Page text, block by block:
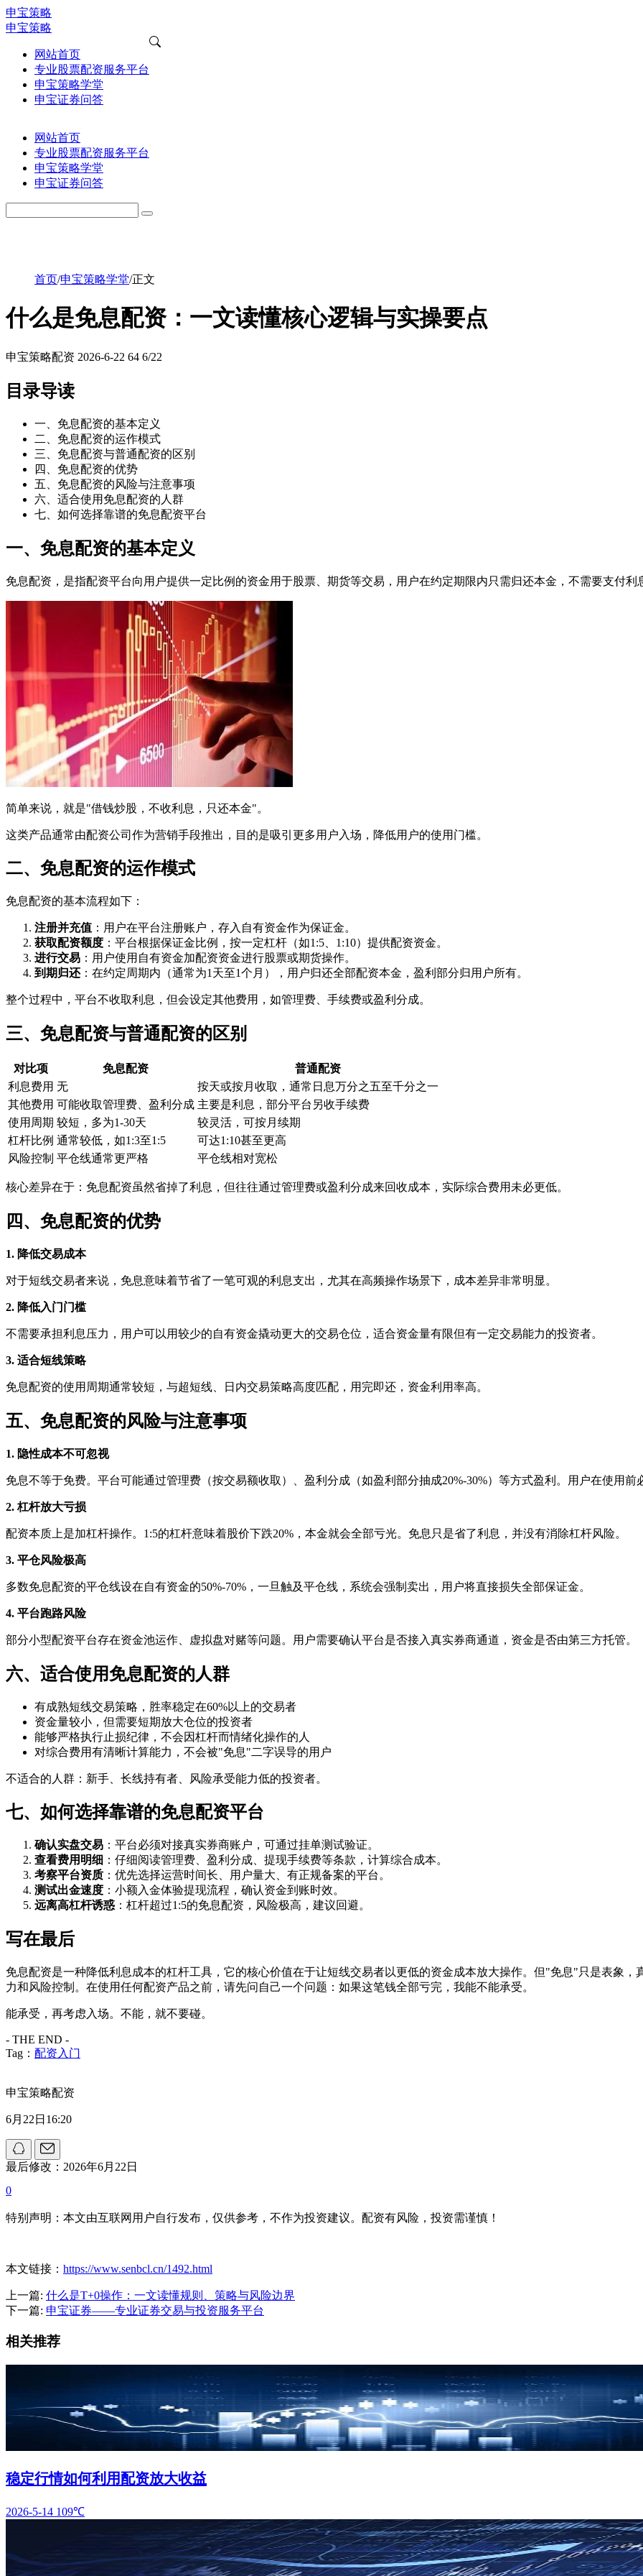
申宝策略
申宝策略
网站首页
专业股票配资服务平台
申宝策略学堂
申宝证券问答
网站首页
专业股票配资服务平台
申宝策略学堂
申宝证券问答
首页/申宝策略学堂/正文
什么是免息配资：一文读懂核心逻辑与实操要点
申宝策略配资 2026-6-22 64 6/22
目录导读
一、免息配资的基本定义
二、免息配资的运作模式
三、免息配资与普通配资的区别
四、免息配资的优势
五、免息配资的风险与注意事项
六、适合使用免息配资的人群
七、如何选择靠谱的免息配资平台
一、免息配资的基本定义
免息配资，是指配资平台向用户提供一定比例的资金用于股票、期货等交易，用户在约定期限内只需归还本金，不需要支付利
简单来说，就是"借钱炒股，不收利息，只还本金"。
这类产品通常由配资公司作为营销手段推出，目的是吸引更多用户入场，降低用户的使用门槛。
二、免息配资的运作模式
免息配资的基本流程如下：
注册并充值 ：用户在平台注册账户，存入自有资金作为保证金。
获取配资额度 ：平台根据保证金比例，按一定杠杆（如1:5、1:10）提供配资资金。
进行交易 ：用户使用自有资金加配资资金进行股票或期货操作。
到期归还：在约定周期内（通常为1天至1个月），用户归还全部配资本金，盈利部分归用户所有。
整个过程中，平台不收取利息，但会设定其他费用，如管理费、手续费或盈利分成。
三、免息配资与普通配资的区别
对比项 免息配资
普通配资
利息费用 无
按天或按月收取，通常日息万分之五至千分之一
其他费用 可能收取管理费、盈利分成 主要是利息，部分平台另收手续费
使用周期 较短，多为1-30天
较灵活，可按月续期
杠杆比例 通常较低，如1:3至1:5
可达1:10甚至更高
风险控制 平仓线通常更严格 平仓线相对宽松
核心差异在于：免息配资虽然省掉了利息，但往往通过管理费或盈利分成来回收成本，实际综合费用未必更低。
四、免息配资的优势
1. 降低交易成本
对于短线交易者来说，免息意味着节省了一笔可观的利息支出，尤其在高频操作场景下，成本差异非常明显。
2. 降低入门门槛
不需要承担利息压力，用户可以用较少的自有资金撬动更大的交易仓位，适合资金量有限但有一定交易能力的投资者。
3. 适合短线策略
免息配资的使用周期通常较短，与超短线、日内交易策略高度匹配，用完即还，资金利用率高。
五、免息配资的风险与注意事项
1. 隐性成本不可忽视
免息不等于免费。平台可能通过管理费（按交易额收取）、盈利分成（如盈利部分抽成20%-30%）等方式盈利。用户在使用前
2. 杠杆放大亏损
配资本质上是加杠杆操作。1:5的杠杆意味着股价下跌20%，本金就会全部亏光。免息只是省了利息，并没有消除杠杆风险。
3. 平仓风险极高
多数免息配资的平仓线设在自有资金的50%-70%，一旦触及平仓线，系统会强制卖出，用户将直接损失全部保证金。
4. 平台跑路风险
部分小型配资平台存在资金池运作、虚拟盘对赌等问题。用户需要确认平台是否接入真实券商通道，资金是否由第三方托管。
六、适合使用免息配资的人群
有成熟短线交易策略，胜率稳定在60%以上的交易者
资金量较小，但需要短期放大仓位的投资者
能够严格执行止损纪律，不会因杠杆而情绪化操作的人
对综合费用有清晰计算能力，不会被"免息"二字误导的用户
不适合的人群：新手、长线持有者、风险承受能力低的投资者。
七、如何选择靠谱的免息配资平台
确认实盘交易 ：平台必须对接真实券商账户，可通过挂单测试验证。
查看费用明细 ：仔细阅读管理费、盈利分成、提现手续费等条款，计算综合成本。
考察平台资质 ：优先选择运营时间长、用户量大、有正规备案的平台。
测试出金速度 ：小额入金体验提现流程，确认资金到账时效。
远离高杠杆诱惑 ：杠杆超过1:5的免息配资，风险极高，建议回避。
写在最后
免息配资是一种降低利息成本的杠杆工具，它的核心价值在于让短线交易者以更低的资金成本放大操作。但"免息"只是表象，
力和风险控制。在使用任何配资产品之前，请先问自己一个问题：如果这笔钱全部亏完，我能不能承受。
能承受，再考虑入场。不能，就不要碰。
- THE END -
Tag： 配资入门
申宝策略配资
6月22日16:20
最后修改：2026年6月22日
0
特别声明：本文由互联网用户自行发布，仅供参考，不作为投资建议。配资有风险，投资需谨慎！
本文链接： https://www.senbcl.cn/1492.html
上一篇: 什么是T+0操作：一文读懂规则、策略与风险边界
下一篇: 申宝证券——专业证券交易与投资服务平台
相关推荐
稳定行情如何利用配资放大收益
2026-5-14 109℃